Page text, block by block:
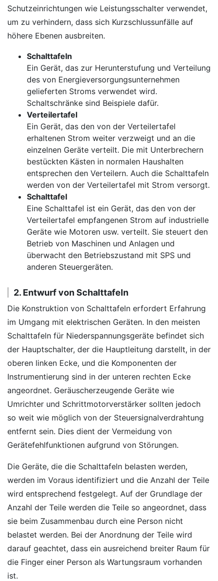
Schutzeinrichtungen wie Leistungsschalter verwendet,
um zu verhindern, dass sich Kurzschlussunfälle auf
höhere Ebenen ausbreiten.
Schalttafeln
Ein Gerät, das zur Herunterstufung und Verteilung
des von Energieversorgungsunternehmen
gelieferten Stroms verwendet wird.
Schaltschränke sind Beispiele dafür.
Verteilertafel
Ein Gerät, das den von der Verteilertafel
erhaltenen Strom weiter verzweigt und an die
einzelnen Geräte verteilt. Die mit Unterbrechern
bestückten Kästen in normalen Haushalten
entsprechen den Verteilern. Auch die Schalttafeln
werden von der Verteilertafel mit Strom versorgt.
Schalttafel
Eine Schalttafel ist ein Gerät, das den von der
Verteilertafel empfangenen Strom auf industrielle
Geräte wie Motoren usw. verteilt. Sie steuert den
Betrieb von Maschinen und Anlagen und
überwacht den Betriebszustand mit SPS und
anderen Steuergeräten.
2. Entwurf von Schalttafeln
Die Konstruktion von Schalttafeln erfordert Erfahrung
im Umgang mit elektrischen Geräten. In den meisten
Schalttafeln für Niederspannungsgeräte befindet sich
der Hauptschalter, der die Hauptleitung darstellt, in der
oberen linken Ecke, und die Komponenten der
Instrumentierung sind in der unteren rechten Ecke
angeordnet. Geräuscherzeugende Geräte wie
Umrichter und Schrittmotorverstärker sollten jedoch
so weit wie möglich von der Steuersignalverdrahtung
entfernt sein. Dies dient der Vermeidung von
Gerätefehlfunktionen aufgrund von Störungen.
Die Geräte, die die Schalttafeln belasten werden,
werden im Voraus identifiziert und die Anzahl der Teile
wird entsprechend festgelegt. Auf der Grundlage der
Anzahl der Teile werden die Teile so angeordnet, dass
sie beim Zusammenbau durch eine Person nicht
belastet werden. Bei der Anordnung der Teile wird
darauf geachtet, dass ein ausreichend breiter Raum für
die Finger einer Person als Wartungsraum vorhanden
ist.